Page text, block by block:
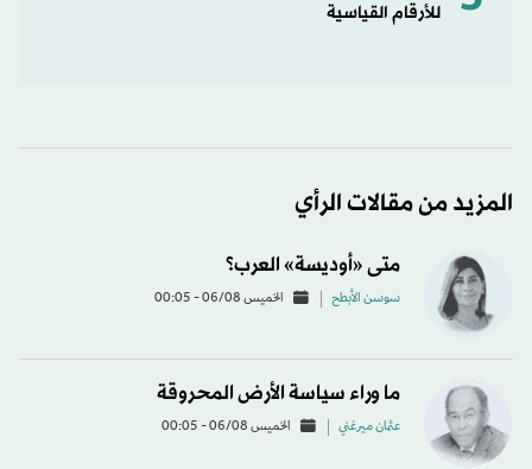
للأرقام القياسية
المزيد من مقالات الرأي
متى «أوديسة» العرب؟
سوسن الأبطح الخميس 06/08 - 00:05
ما وراء سياسة الأرض المحروقة
عثمان ميرغني الخميس 06/08 - 00:05